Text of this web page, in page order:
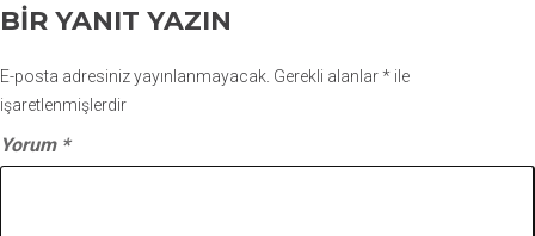
BIR YANIT YAZIN
E-posta adresiniz yayınlanmayacak. Gerekli alanlar* ile
işaretlenmişlerdir
Yorum *